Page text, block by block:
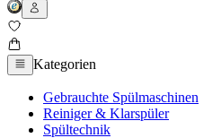
Kategorien
Gebrauchte Spülmaschinen
Reiniger & Klarspüler
Spültechnik